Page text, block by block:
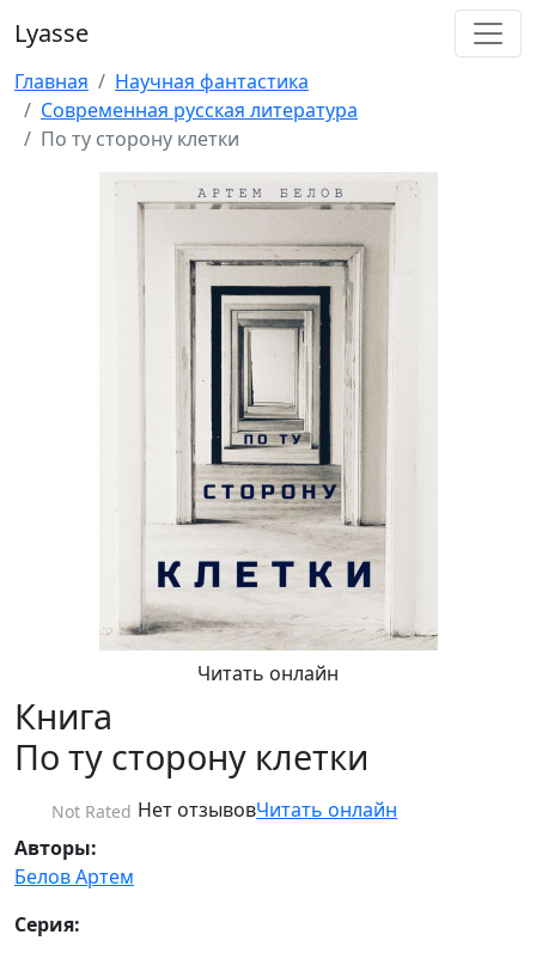
Lyasse
Главная
Научная фантастика
Современная русская литература
По ту сторону клетки
Читать онлайн
Книга
По ту сторону клетки
Not Rated Нет отзывовЧитать онлайн
Авторы:
Белов Артем
Серия: